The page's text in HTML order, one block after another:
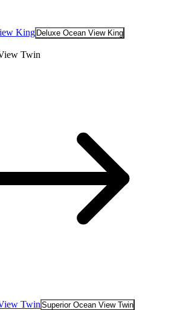
King Deluxe Ocean View King
Twin
Twin Superior Ocean View Twin